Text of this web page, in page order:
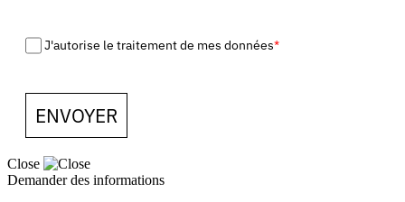
J'autorise le traitement de mes données*
ENVOYER
Close
Demander des informations